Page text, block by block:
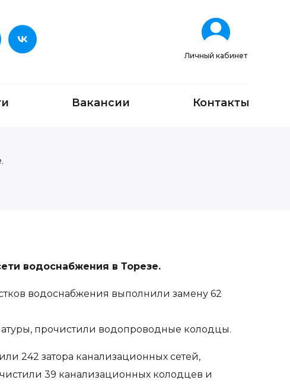
Личный кабинет
Вакансии Контакты
водоснабжения в Торезе.
водоснабжения выполнили замену 62
прочистили водопроводные колодцы.
242 затора канализационных сетей,
39 канализационных колодцев и